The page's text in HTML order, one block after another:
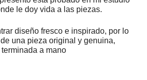
le doy vida a las piezas.
diseño fresco e inspirado, por lo
una pieza original y genuina,
terminada a mano